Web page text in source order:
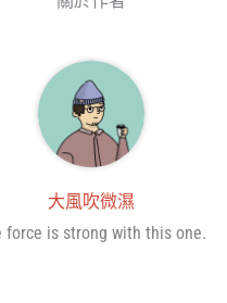
大風吹微濕
force is strong with this one.